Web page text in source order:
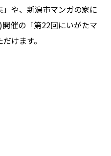
や、新潟市マンガの家に
催の「第22回にいがたマ
けます。